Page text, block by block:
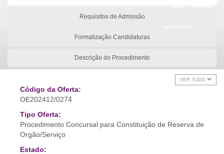
Requisitos de Admissão
Formalização Candidaturas
Descrição do Procedimento
VER TUDO
Código da Oferta:
OE202412/0274
Tipo Oferta:
Procedimento Concursal para Constituição de Reserva de
Orgão/Serviço
Estado: